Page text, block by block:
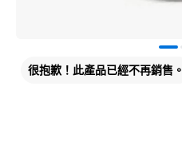
很抱歉！此產品已經不再銷售。